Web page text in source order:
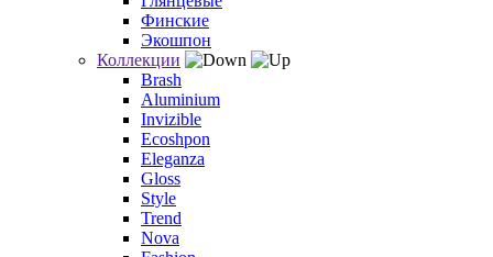
Финские
Экошпон
Коллекции
Brash
Aluminium
Invizible
Ecoshpon
Eleganza
Gloss
Style
Trend
Nova